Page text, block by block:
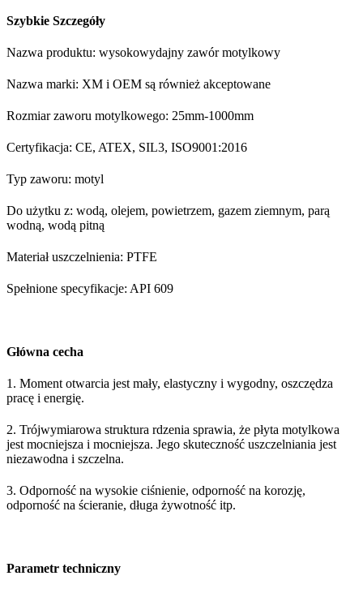
Szybkie Szczegóły
Nazwa produktu: wysokowydajny zawór motylkowy
Nazwa marki: XM i OEM są również akceptowane
Rozmiar zaworu motylkowego: 25mm-1000mm
Certyfikacja: CE, ATEX, SIL3, ISO9001:2016
Typ zaworu: motyl
Do użytku z: wodą, olejem, powietrzem, gazem ziemnym, parą
wodną, ​​wodą pitną
Materiał uszczelnienia: PTFE
Spełnione specyfikacje: API 609
Główna cecha
1. Moment otwarcia jest mały, elastyczny i wygodny, oszczędza
pracę i energię.
2. Trójwymiarowa struktura rdzenia sprawia, że ​​płyta motylkowa
jest mocniejsza i mocniejsza. Jego skuteczność uszczelniania jest
niezawodna i szczelna.
3. Odporność na wysokie ciśnienie, odporność na korozję,
odporność na ścieranie, długa żywotność itp.
Parametr techniczny